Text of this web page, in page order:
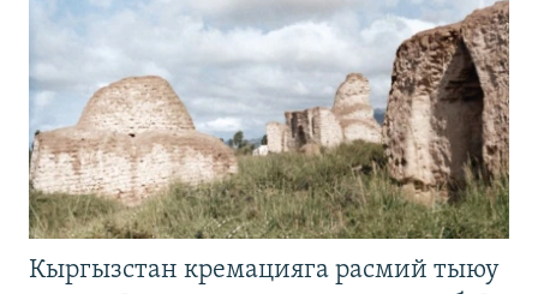
Кыргызстан кремацияга расмий тыюу